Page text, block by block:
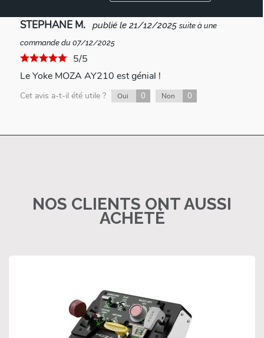
STEPHANE M. publié le 21/12/2025 suite à une
commande du 07/12/2025
5/5
Le Yoke MOZA AY210 est génial !
Cet avis a-t-il été utile ? Oui 0 Non 0
NOS CLIENTS ONT AUSSI
ACHETÉ